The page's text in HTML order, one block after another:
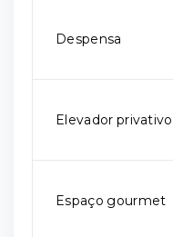
Despensa
Elevador privativo
Espaço gourmet